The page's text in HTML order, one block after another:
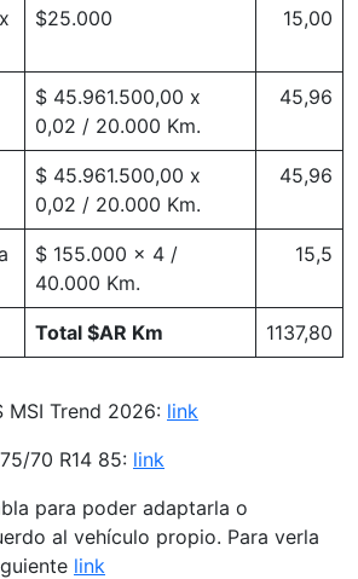
$25.000 15,00
$ 45.961.500,00 x
0,02 / 20.000 Km.
45,96
$ 45.961.500,00 x
0,02 / 20.000 Km.
45,96
$ 155.000 x 4 /
40.000 Km.
15,5
Total $AR Km 1137,80
MSI Trend 2026: link
70 R14 85: link
para poder adaptarla o
al vehículo propio. Para verla
link